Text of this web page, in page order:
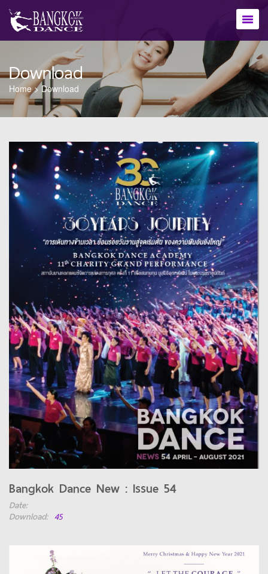
Download
Home> Download
Bangkok Dance New : Issue 54
Date:
Download: 45